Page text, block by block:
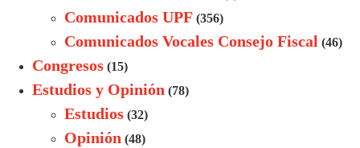
Comunicados UPF (356)
Comunicados Vocales Consejo Fiscal (46)
Congresos (15)
Estudios y Opinión (78)
Estudios (32)
Opinión (48)